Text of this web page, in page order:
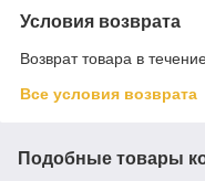
Условия возврата
Возврат товара в
Все условия возврата
Подобные товары